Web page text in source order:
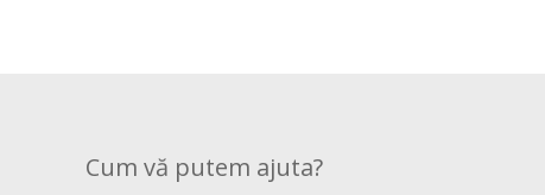
Cum vă putem ajuta?